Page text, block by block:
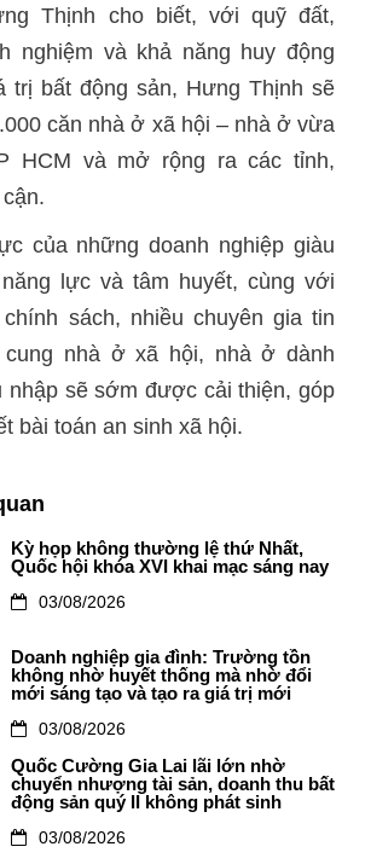
Thịnh cho biết, với quỹ đất,
nghiệm và khả năng huy động
trị bất động sản, Hưng Thịnh sẽ
căn nhà ở xã hội – nhà ở vừa
HCM và mở rộng ra các tỉnh,
của những doanh nghiệp giàu
lực và tâm huyết, cùng với
sách, nhiều chuyên gia tin
cung nhà ở xã hội, nhà ở dành
nhập sẽ sớm được cải thiện, góp
bài toán an sinh xã hội.
Kỳ họp không thường lệ thứ Nhất,
Quốc hội khóa XVI khai mạc sáng nay
03/08/2026
Doanh nghiệp gia đình: Trường tồn
không nhờ huyết thống mà nhờ đổi
mới sáng tạo và tạo ra giá trị mới
03/08/2026
Quốc Cường Gia Lai lãi lớn nhờ
chuyển nhượng tài sản, doanh thu bất
động sản quý II không phát sinh
03/08/2026